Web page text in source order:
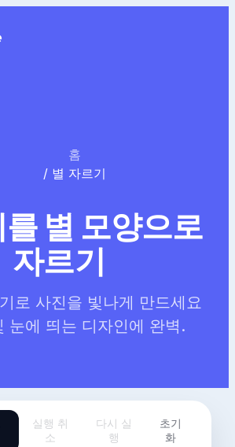
홈
/ 별 자르기
별 모양으로
자르기
로 사진을 빛나게 만드세요
에 띄는 디자인에 완벽.
실행 취
소
다시 실
행
초기
화